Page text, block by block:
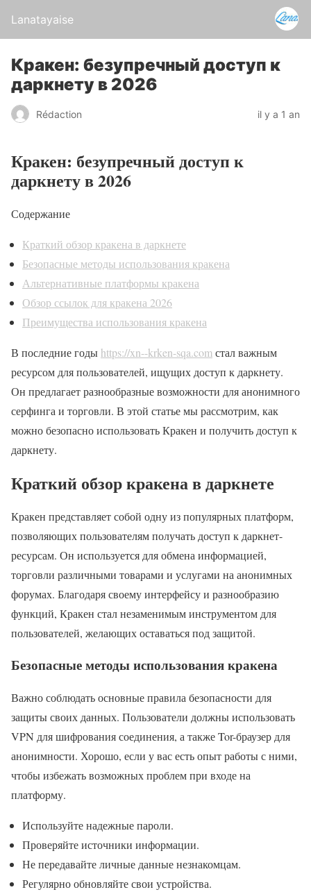
Lanatayaise
Кракен: безупречный доступ к
даркнету в 2026
Rédaction il y a 1 an
Кракен: безупречный доступ к
даркнету в 2026
Содержание
Краткий обзор кракена в даркнете
Безопасные методы использования кракена
Альтернативные платформы кракена
Обзор ссылок для кракена 2026
Преимущества использования кракена
В последние годы https://xn--krken-sqa.com стал важным
ресурсом для пользователей, ищущих доступ к даркнету.
Он предлагает разнообразные возможности для анонимного
серфинга и торговли. В этой статье мы рассмотрим, как
можно безопасно использовать Кракен и получить доступ к
даркнету.
Краткий обзор кракена в даркнете
Кракен представляет собой одну из популярных платформ,
позволяющих пользователям получать доступ к даркнет-
ресурсам. Он используется для обмена информацией,
торговли различными товарами и услугами на анонимных
форумах. Благодаря своему интерфейсу и разнообразию
функций, Кракен стал незаменимым инструментом для
пользователей, желающих оставаться под защитой.
Безопасные методы использования кракена
Важно соблюдать основные правила безопасности для
защиты своих данных. Пользователи должны использовать
VPN для шифрования соединения, а также Tor-браузер для
анонимности. Хорошо, если у вас есть опыт работы с ними,
чтобы избежать возможных проблем при входе на
платформу.
Используйте надежные пароли.
Проверяйте источники информации.
Не передавайте личные данные незнакомцам.
Регулярно обновляйте свои устройства.